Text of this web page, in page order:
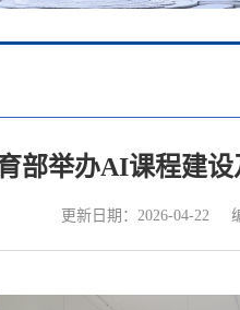
部举办AI课程建
更新日期：2026-04-22